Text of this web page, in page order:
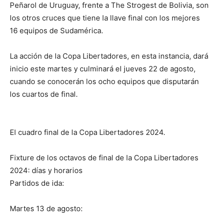
Peñarol de Uruguay, frente a The Strogest de Bolivia, son
los otros cruces que tiene la llave final con los mejores
16 equipos de Sudamérica.
La acción de la Copa Libertadores, en esta instancia, dará
inicio este martes y culminará el jueves 22 de agosto,
cuando se conocerán los ocho equipos que disputarán
los cuartos de final.
El cuadro final de la Copa Libertadores 2024.
Fixture de los octavos de final de la Copa Libertadores
2024: días y horarios
Partidos de ida:
Martes 13 de agosto: